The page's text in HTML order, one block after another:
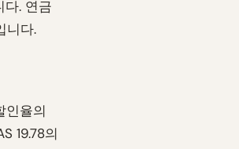
다. 연금
니다.
인율의
19.78의